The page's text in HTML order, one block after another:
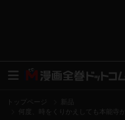
トップページ
何度、時をくりかえしても本能寺